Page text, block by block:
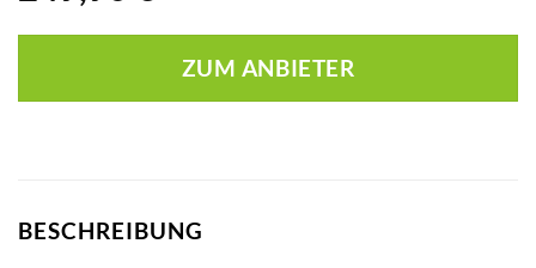
ZUM ANBIETER
BESCHREIBUNG